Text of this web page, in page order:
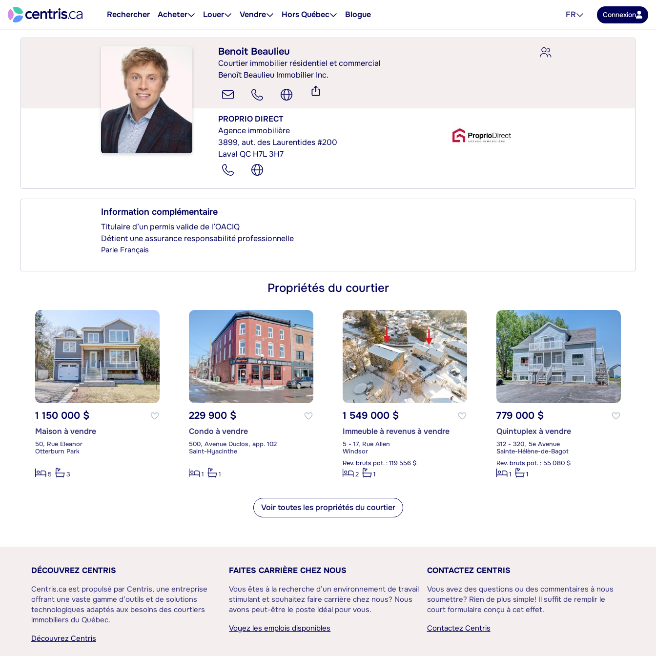
Rechercher Acheter Louer Vendre Hors Québec Blogue FR Connexion
Benoit Beaulieu
Courtier immobilier résidentiel et commercial
Benoît Beaulieu Immobilier Inc.
PROPRIO DIRECT
Agence immobilière
3899, aut. des Laurentides #200
Laval QC H7L 3H7
Information complémentaire
Titulaire d’un permis valide de l’OACIQ
Détient une assurance responsabilité professionnelle
Parle Français
Propriétés du courtier
1 150 000 $
Maison à vendre
50, Rue Eleanor
Otterburn Park
5 3
229 900 $
Condo à vendre
500, Avenue Duclos, app. 102
Saint-Hyacinthe
1 1
1 549 000 $
Immeuble à revenus à vendre
5 - 17, Rue Allen
Windsor
Rev. bruts pot. : 119 556 $
2
1
779 000 $
Quintuplex à vendre
312 - 320, 5e Avenue
Sainte-Hélène-de-Bagot
Rev. bruts pot. : 55 080 $
1
1
Voir toutes les propriétés du courtier
DÉCOUVREZ CENTRIS
Centris.ca est propulsé par Centris, une entreprise
offrant une vaste gamme d’outils et de solutions
technologiques adaptés aux besoins des courtiers
immobiliers du Québec.
Découvrez Centris
FAITES CARRIÈRE CHEZ NOUS
Vous êtes à la recherche d’un environnement de travail
stimulant et souhaitez faire carrière chez nous? Nous
avons peut-être le poste idéal pour vous.
Voyez les emplois disponibles
CONTACTEZ CENTRIS
Vous avez des questions ou des commentaires à nous
soumettre? Rien de plus simple! Il suffit de remplir le
court formulaire conçu à cet effet.
Contactez Centris